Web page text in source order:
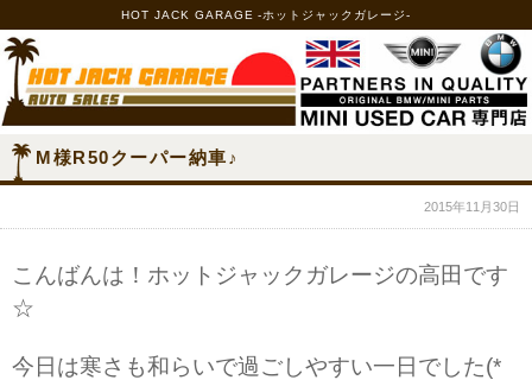
HOT JACK GARAGE -ホットジャックガレージ-
M様R50クーパー納車♪
2015年11月30日
こんばんは！ホットジャックガレージの高田です
☆
今日は寒さも和らいで過ごしやすい一日でした(*